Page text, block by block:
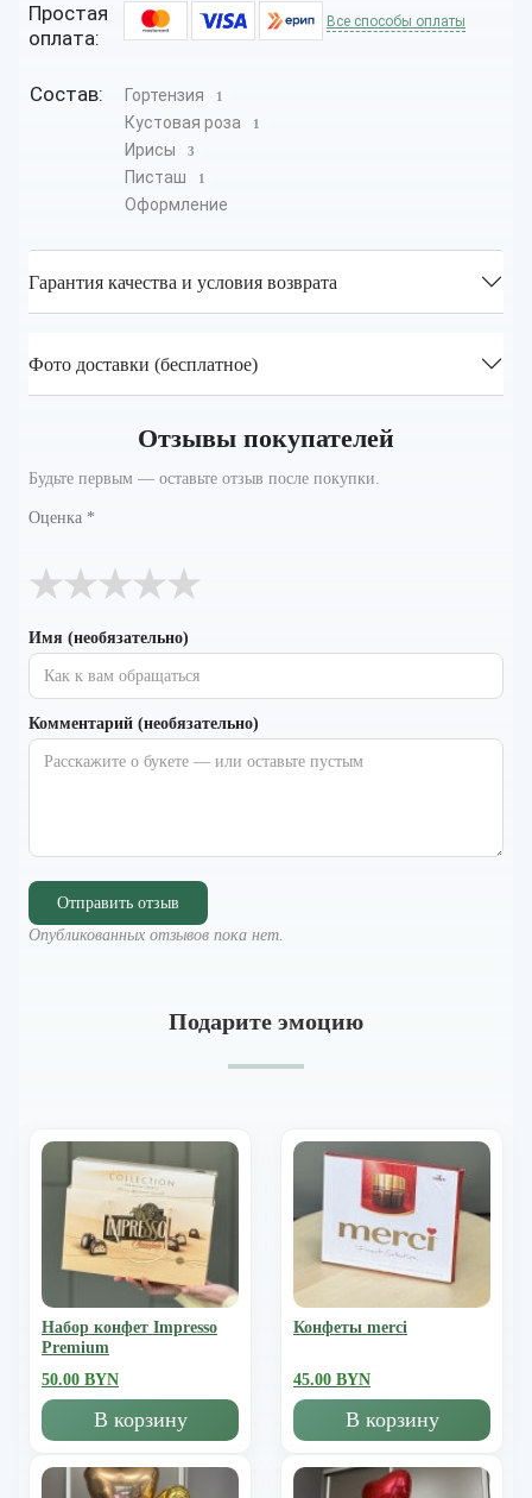
Простая
оплата:
Все способы оплаты
Состав: Гортензия 1
Кустовая роза 1
Ирисы 3
Писташ 1
Оформление
Гарантия качества и условия возврата
Фото доставки (бесплатное)
Отзывы покупателей
Будьте первым — оставьте отзыв после покупки.
Оценка *
★
★
★
★
★
Имя (необязательно)
Комментарий (необязательно)
Отправить отзыв
Опубликованных отзывов пока нет.
Подарите эмоцию
Набор конфет Impresso
Premium
50.00 BYN
В корзину
Конфеты merci
45.00 BYN
В корзину